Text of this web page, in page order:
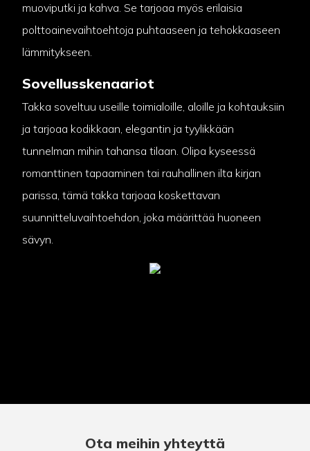
muoviputki ja kahva. Se tarjoaa myös erilaisia ​​
polttoainevaihtoehtoja puhtaaseen ja tehokkaaseen
lämmitykseen.
Sovellusskenaariot
Takka soveltuu useille toimialoille, aloille ja kohtauksiin
ja tarjoaa kodikkaan, elegantin ja tyylikkään
tunnelman mihin tahansa tilaan. Olipa kyseessä
romanttinen tapaaminen tai rauhallinen ilta kirjan
parissa, tämä takka tarjoaa koskettavan
suunnitteluvaihtoehdon, joka määrittää huoneen
sävyn.
Ota meihin yhteyttä